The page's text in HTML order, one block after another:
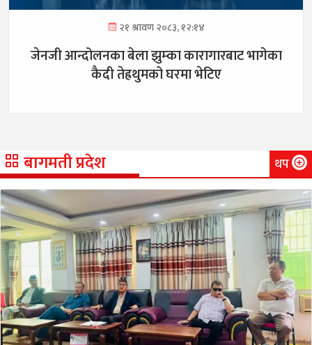
२१ श्रावण २०८३, १२:१४
जेनजी आन्दोलनका बेला झुम्का कारागारबाट भागेका
कैदी तेह्रथुमको घरमा भेटिए
बागमती प्रदेश थप